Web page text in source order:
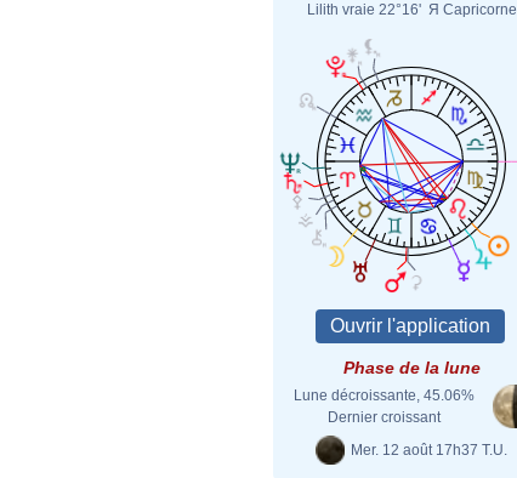
Lilith vraie 22°16' Я Capricorne
Phase de la lune
Lune décroissante, 45.06%
Dernier croissant
Mer. 12 août 17h37 T.U.